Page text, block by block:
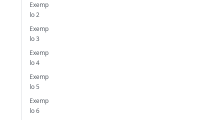
Exemp
lo 2
Exemp
lo 3
Exemp
lo 4
Exemp
lo 5
Exemp
lo 6